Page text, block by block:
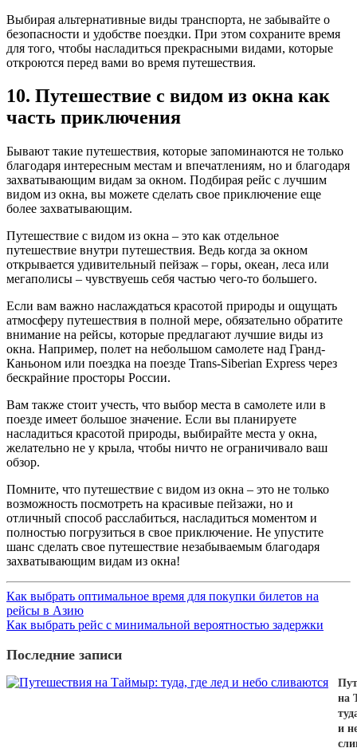
Выбирая альтернативные виды транспорта, не забывайте о
безопасности и удобстве поездки. При этом сохраните время
для того, чтобы насладиться прекрасными видами, которые
откроются перед вами во время путешествия.
10. Путешествие с видом из окна как
часть приключения
Бывают такие путешествия, которые запоминаются не только
благодаря интересным местам и впечатлениям, но и благодаря
захватывающим видам за окном. Подбирая рейс с лучшим
видом из окна, вы можете сделать свое приключение еще
более захватывающим.
Путешествие с видом из окна – это как отдельное
путешествие внутри путешествия. Ведь когда за окном
открывается удивительный пейзаж – горы, океан, леса или
мегаполисы – чувствуешь себя частью чего-то большего.
Если вам важно наслаждаться красотой природы и ощущать
атмосферу путешествия в полной мере, обязательно обратите
внимание на рейсы, которые предлагают лучшие виды из
окна. Например, полет на небольшом самолете над Гранд-
Каньоном или поездка на поезде Trans-Siberian Express через
бескрайние просторы России.
Вам также стоит учесть, что выбор места в самолете или в
поезде имеет большое значение. Если вы планируете
насладиться красотой природы, выбирайте места у окна,
желательно не у крыла, чтобы ничто не ограничивало ваш
обзор.
Помните, что путешествие с видом из окна – это не только
возможность посмотреть на красивые пейзажи, но и
отличный способ расслабиться, насладиться моментом и
полностью погрузиться в свое приключение. Не упустите
шанс сделать свое путешествие незабываемым благодаря
захватывающим видам из окна!
Как выбрать оптимальное время для покупки билетов на
рейсы в Азию
Как выбрать рейс с минимальной вероятностью задержки
Последние записи
на
и